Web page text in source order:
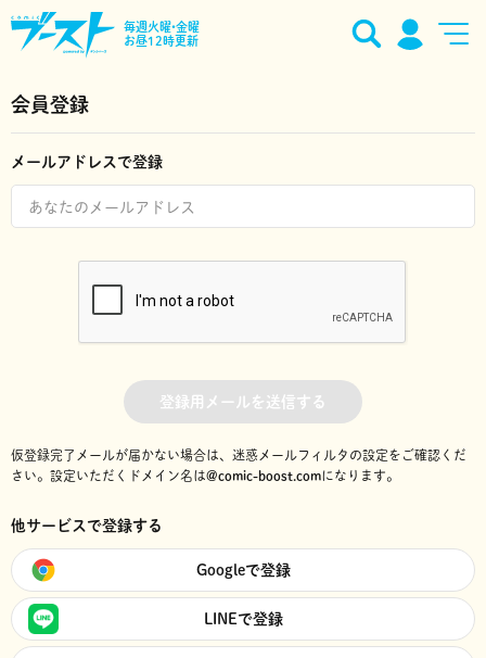
毎週火曜•金曜
お昼12時更新
会員登録
メールアドレスで登録
登録用メールを送信する
仮登録完了メールが届かない場合は、迷惑メールフィルタの設定をご確認くだ
さい。 設定いただくドメイン名は@comic-boost.comになります。
他サービスで登録する
Googleで登録
LINEで登録